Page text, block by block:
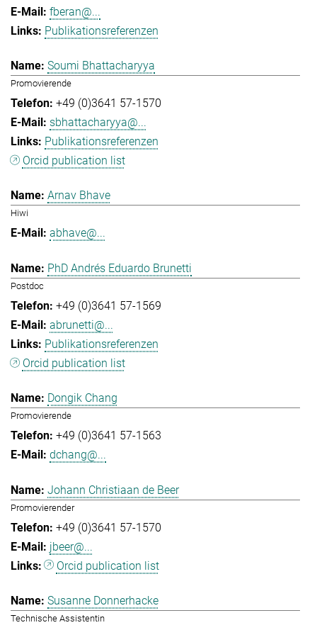
fberan@...
Publikationsreferenzen
Soumi Bhattacharyya
Promovierende
+49 (0)3641 57-1570
sbhattacharyya@...
Publikationsreferenzen
Orcid publication list
Arnav Bhave
Hiwi
abhave@...
PhD Andrés Eduardo Brunetti
Postdoc
+49 (0)3641 57-1569
abrunetti@...
Publikationsreferenzen
Orcid publication list
Dongik Chang
Promovierende
+49 (0)3641 57-1563
dchang@...
Johann Christiaan de Beer
Promovierender
+49 (0)3641 57-1570
jbeer@...
Orcid publication list
Susanne Donnerhacke
Technische Assistentin